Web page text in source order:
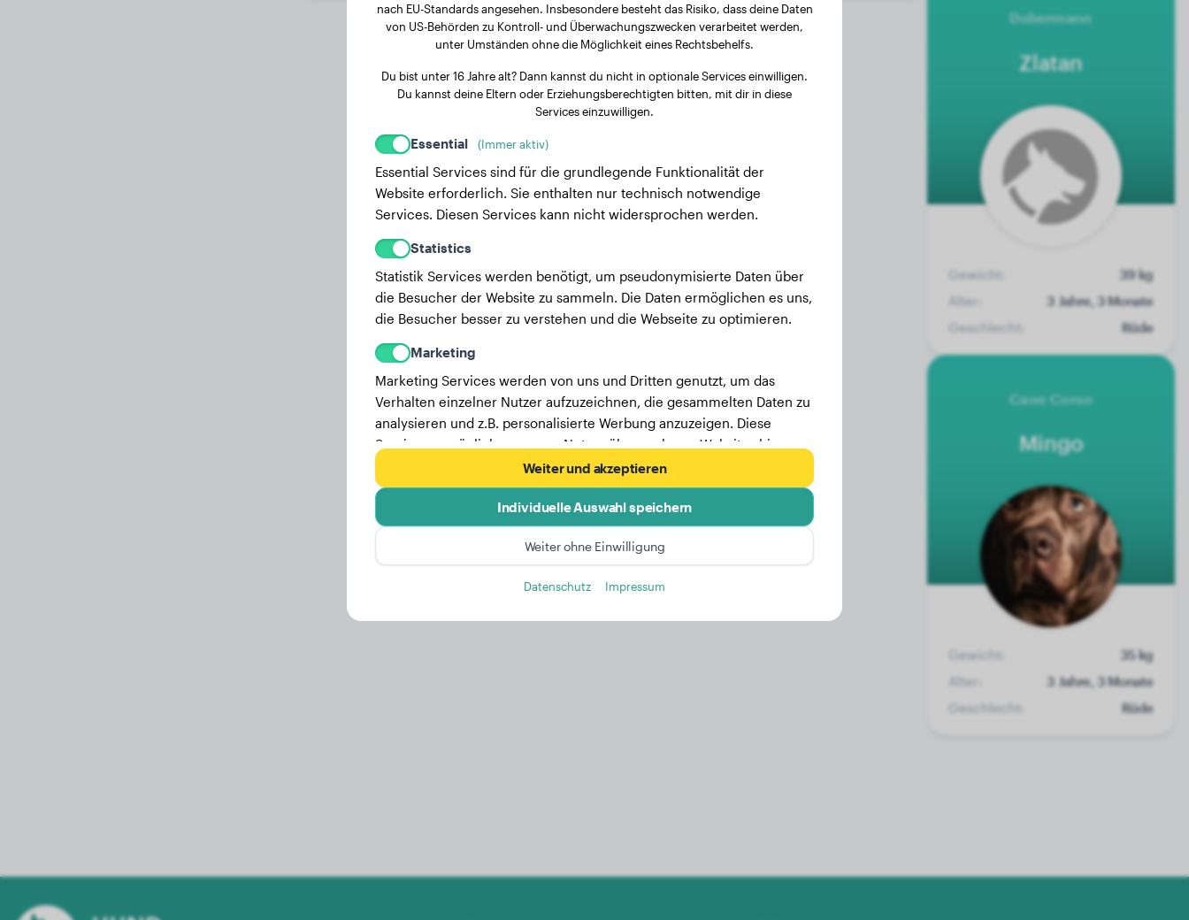
Dobermann
Zlatan
Gewicht:
39 kg
Alter:
3 Jahre, 3 Monate
Geschlecht:
Rüde
Cane Corso
Mingo
Gewicht:
35 kg
Alter:
3 Jahre, 3 Monate
Geschlecht:
Rüde
nach EU-Standards angesehen. Insbesondere besteht das Risiko, dass deine Daten
von US-Behörden zu Kontroll- und Überwachungszwecken verarbeitet werden,
unter Umständen ohne die Möglichkeit eines Rechtsbehelfs.
Du bist unter 16 Jahre alt? Dann kannst du nicht in optionale Services einwilligen.
Du kannst deine Eltern oder Erziehungsberechtigten bitten, mit dir in diese
Services einzuwilligen.
Essential (Immer aktiv)
Essential Services sind für die grundlegende Funktionalität der
Website erforderlich. Sie enthalten nur technisch notwendige
Services. Diesen Services kann nicht widersprochen werden.
Statistics
Statistik Services werden benötigt, um pseudonymisierte Daten über
die Besucher der Website zu sammeln. Die Daten ermöglichen es uns,
die Besucher besser zu verstehen und die Webseite zu optimieren.
Marketing
Marketing Services werden von uns und Dritten genutzt, um das
Verhalten einzelner Nutzer aufzuzeichnen, die gesammelten Daten zu
analysieren und z.B. personalisierte Werbung anzuzeigen. Diese
Services ermöglichen es uns, Nutzer über mehrere Websites hinweg
Hier findest du eine Liste unserer Werbepartner.
Mehr Informationen in unserer Datenschutzerklärung
Weiter und akzeptieren
Individuelle Auswahl speichern
Weiter ohne Einwilligung
Datenschutz Impressum